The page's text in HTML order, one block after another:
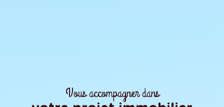
Vous accompagner dans